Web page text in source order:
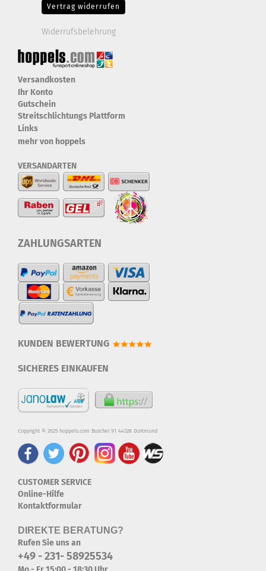
Vertrag widerrufen
Widerrufsbelehrung
Versandkosten
Ihr Konto
Gutschein
Streitschlichtungs Plattform
Links
mehr von hoppels
VERSANDARTEN
ZAHLUNGSARTEN
KUNDEN BEWERTUNG
SICHERES EINKAUFEN
Copyright © 2025 hoppels.com Buschei 91 44328 Dortmund
CUSTOMER SERVICE
Online-Hilfe
Kontaktformular
DIREKTE BERATUNG?
Rufen Sie uns an
+49 - 231- 58925534